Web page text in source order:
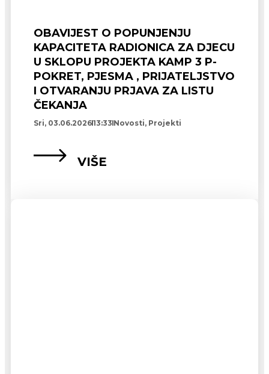
OBAVIJEST O POPUNJENJU
KAPACITETA RADIONICA ZA DJECU
U SKLOPU PROJEKTA KAMP 3 P-
POKRET, PJESMA , PRIJATELJSTVO
I OTVARANJU PRJAVA ZA LISTU
ČEKANJA
Sri, 03.06.202613:33 Novosti, Projekti
VIŠE